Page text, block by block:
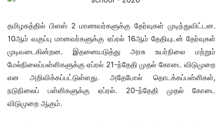
தமிழகத்தில் பிளஸ் 2 மாணவர்களுக்கு தேர்வுகள் முடிந்துவிட்டன.
10ஆம் வகுப்பு மானவர்களுக்கு ஏப்ரல் 16ஆம் தேதியுடன் தேர்வுகள்
முடிவடைகின்றன. இதனையடுத்து அரசு உயர்நிலை மற்றும்
மேல்நிலைப்பள்ளிகளுக்கு ஏப்ரல் 21-ந்தேதி முதல் கோடை விடுமுறை
என அறிவிக்கப்பட்டுள்ளது. அதேபோல் தொடக்கப்பள்ளிகள்,
நடுநிலைப் பள்ளிகளுக்கு ஏப்ரல். 20-ந்தேதி முதல் கோடை
விடுமுறை ஆகும்.